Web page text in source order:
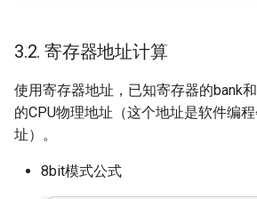
3.2. 寄存器地址计算
使用寄存器地址，已知寄存器的bank
的CPU物理地址（这个地址是软件编
址）。
8bit模式公式